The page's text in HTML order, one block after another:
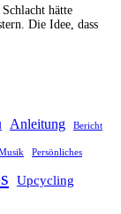
hätte
Die Idee, dass
Anleitung Bericht
Persönliches
Upcycling